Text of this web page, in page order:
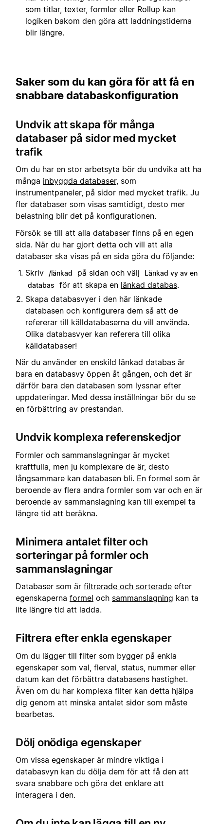
som titlar, texter, formler eller Rollup kan
logiken bakom den göra att laddningstiderna
blir längre.
Saker som du kan göra för att få en
snabbare databaskonfiguration
Undvik att skapa för många
databaser på sidor med mycket
trafik
Om du har en stor arbetsyta bör du undvika att ha
många inbyggda databaser, som
instrumentpaneler, på sidor med mycket trafik. Ju
fler databaser som visas samtidigt, desto mer
belastning blir det på konfigurationen.
Försök se till att alla databaser finns på en egen
sida. När du har gjort detta och vill att alla
databaser ska visas på en sida göra du följande:
Skriv
/länkad på sidan och välj
Länkad vy av en
databas
för att skapa en länkad databas.
Skapa databasvyer i den här länkade
databasen och konfigurera dem så att de
refererar till källdatabaserna du vill använda.
Olika databasvyer kan referera till olika
källdatabaser!
När du använder en enskild länkad databas är
bara en databasvy öppen åt gången, och det är
därför bara den databasen som lyssnar efter
uppdateringar. Med dessa inställningar bör du se
en förbättring av prestandan.
Undvik komplexa referenskedjor
Formler och sammanslagningar är mycket
kraftfulla, men ju komplexare de är, desto
långsammare kan databasen bli. En formel som är
beroende av flera andra formler som var och en är
beroende av sammanslagning kan till exempel ta
längre tid att beräkna.
Minimera antalet filter och
sorteringar på formler och
sammanslagningar
Databaser som är filtrerade och sorterade efter
egenskaperna formel och sammanslagning kan ta
lite längre tid att ladda.
Filtrera efter enkla egenskaper
Om du lägger till filter som bygger på enkla
egenskaper som val, flerval, status, nummer eller
datum kan det förbättra databasens hastighet.
Även om du har komplexa filter kan detta hjälpa
dig genom att minska antalet sidor som måste
bearbetas.
Dölj onödiga egenskaper
Om vissa egenskaper är mindre viktiga i
databasvyn kan du dölja dem för att få den att
svara snabbare och göra det enklare att
interagera i den.